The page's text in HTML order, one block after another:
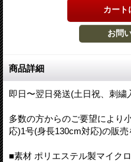
商品詳細
即日〜翌日発送(土日祝、刺繍
多数の方からのご要望により
応)1号(身長130cm対応)の販売
■素材 ポリエステル製マイク